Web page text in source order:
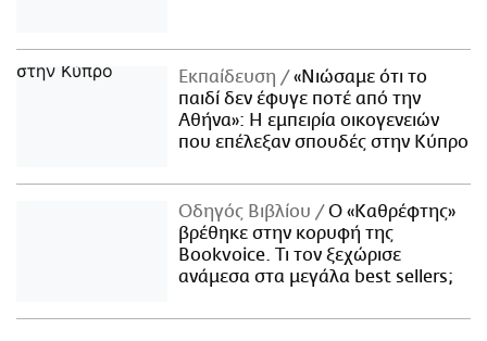
Εκπαίδευση
«Νιώσαμε ότι το
παιδί δεν έφυγε ποτέ από την
Αθήνα»: Η εμπειρία οικογενειών
που επέλεξαν σπουδές στην Κύπρο
Οδηγός Βιβλίου
Ο «Καθρέφτης»
βρέθηκε στην κορυφή της
Bookvoice. Τι τον ξεχώρισε
ανάμεσα στα μεγάλα best sellers;